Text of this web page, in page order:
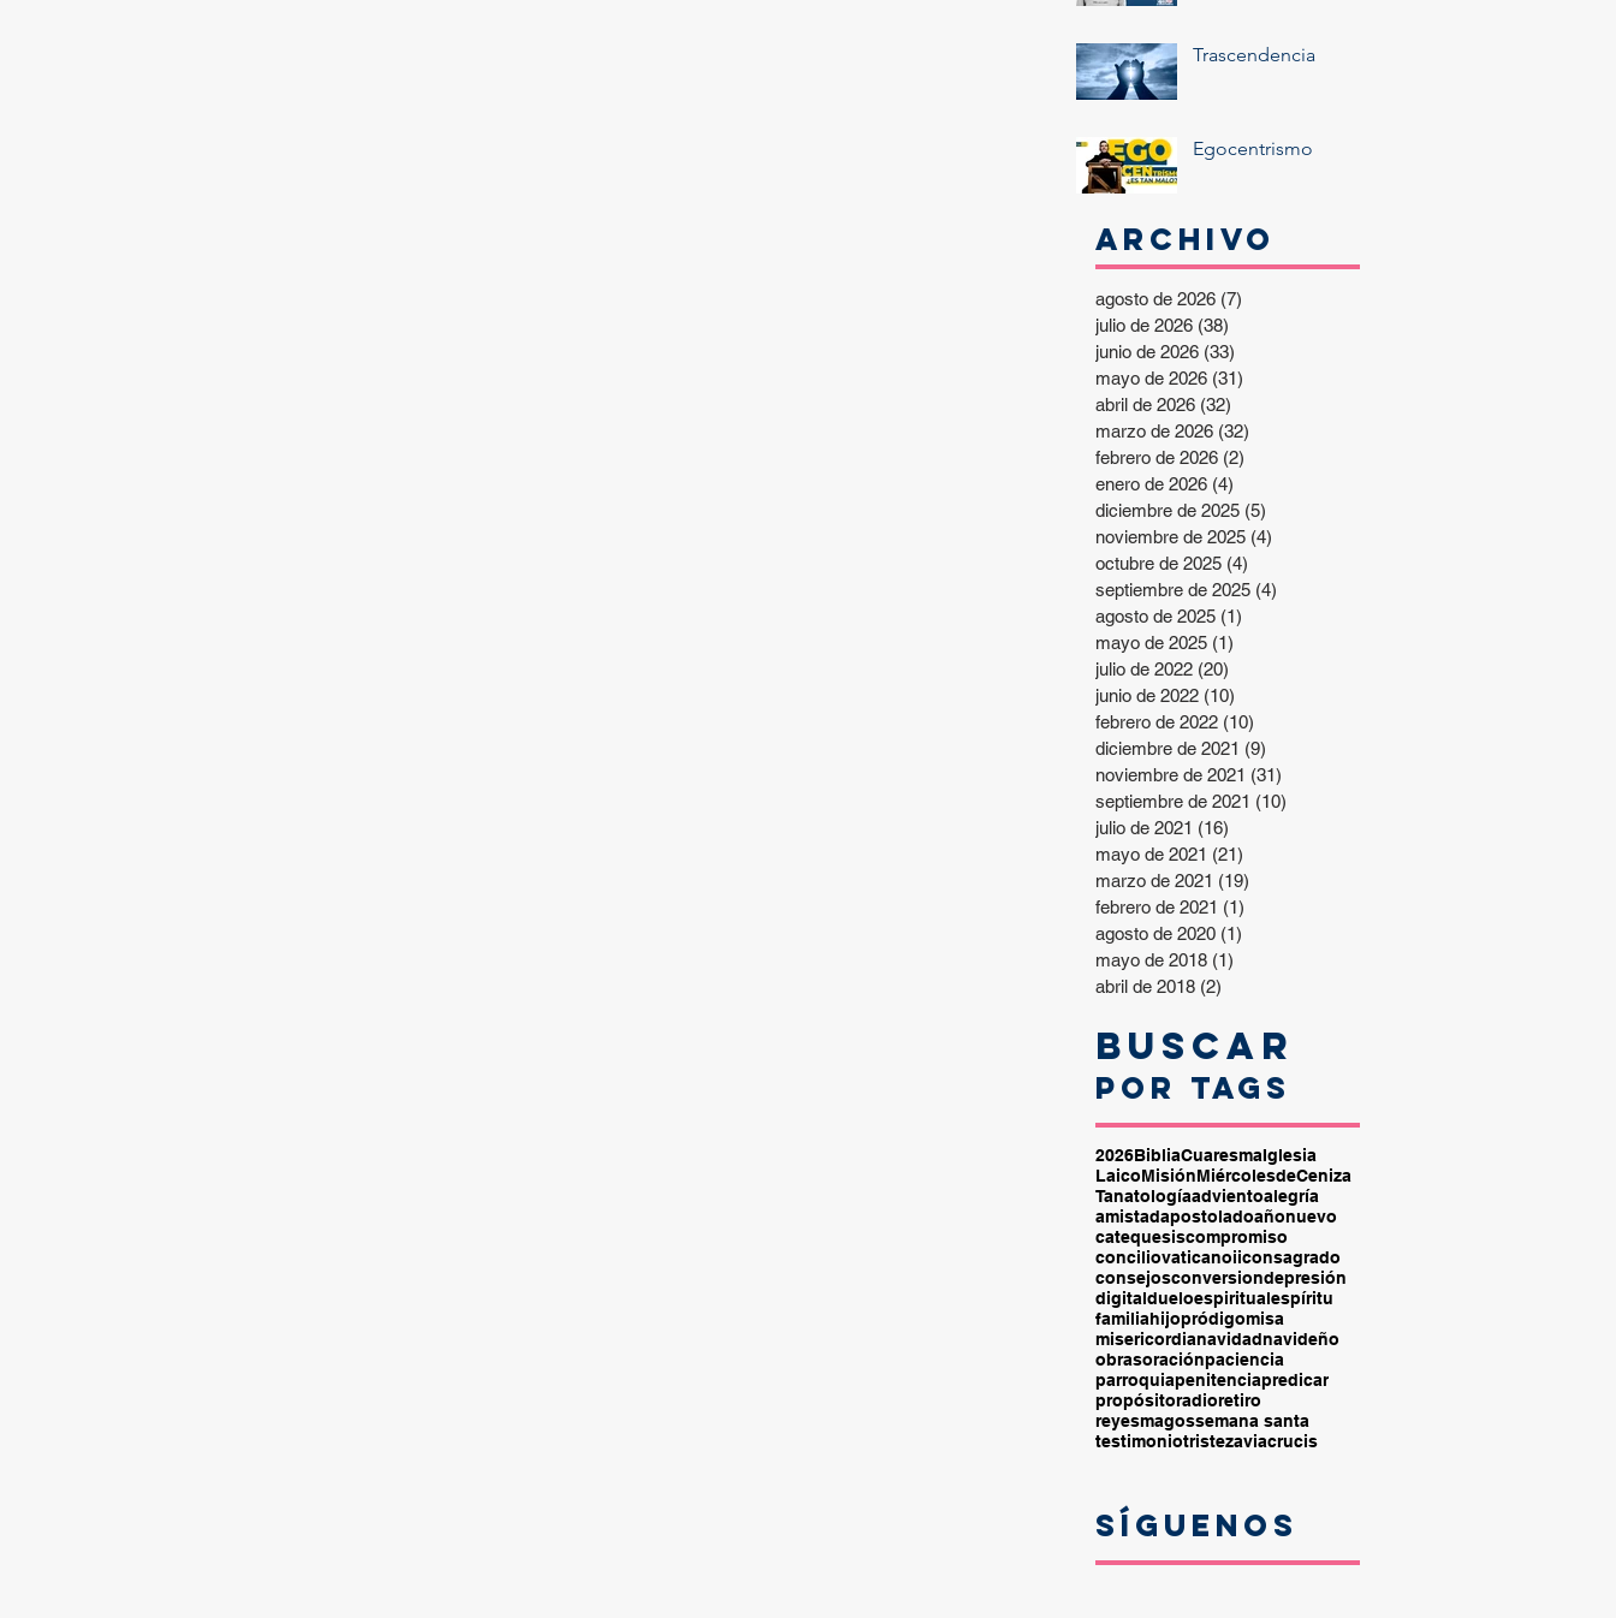
Trascendencia
Egocentrismo
Archivo
agosto de 2026 (7)
julio de 2026 (38)
junio de 2026 (33)
mayo de 2026 (31)
abril de 2026 (32)
marzo de 2026 (32)
febrero de 2026 (2)
enero de 2026 (4)
diciembre de 2025 (5)
noviembre de 2025 (4)
octubre de 2025 (4)
septiembre de 2025 (4)
agosto de 2025 (1)
mayo de 2025 (1)
julio de 2022 (20)
junio de 2022 (10)
febrero de 2022 (10)
diciembre de 2021 (9)
noviembre de 2021 (31)
septiembre de 2021 (10)
julio de 2021 (16)
mayo de 2021 (21)
marzo de 2021 (19)
febrero de 2021 (1)
agosto de 2020 (1)
mayo de 2018 (1)
abril de 2018 (2)
Buscar
por tags
2026BibliaCuaresmaIglesia
LaicoMisiónMiércolesdeCeniza
Tanatologíaadvientoalegría
amistadapostoladoañonuevo
catequesiscompromiso
conciliovaticanoiiconsagrado
consejosconversiondepresión
digitaldueloespiritualespíritu
familiahijopródigomisa
misericordianavidadnavideño
obrasoraciónpaciencia
parroquiapenitenciapredicar
propósitoradioretiro
reyesmagossemana santa
testimoniotristezaviacrucis
Síguenos